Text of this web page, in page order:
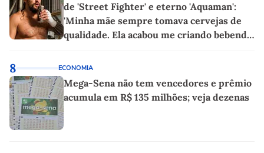
de 'Street Fighter' e eterno 'Aquaman':
'Minha mãe sempre tomava cervejas de
qualidade. Ela acabou me criando bebendo
8 ECONOMIA
Mega-Sena não tem vencedores e prêmio
acumula em R$ 135 milhões; veja dezenas